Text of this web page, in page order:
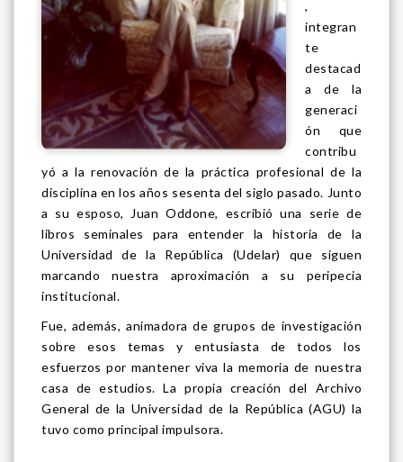
,
integran
te
destacad
a de la
generaci
ón que
contribu
yó a la renovación de la práctica profesional de la
disciplina en los años sesenta del siglo pasado. Junto
a su esposo, Juan Oddone, escribió una serie de
libros seminales para entender la historia de la
Universidad de la República (Udelar) que siguen
marcando nuestra aproximación a su peripecia
institucional.
Fue, además, animadora de grupos de investigación
sobre esos temas y entusiasta de todos los
esfuerzos por mantener viva la memoria de nuestra
casa de estudios. La propia creación del Archivo
General de la Universidad de la República (AGU) la
tuvo como principal impulsora.